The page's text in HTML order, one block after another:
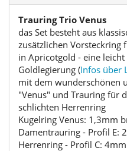
Trauring Trio Venus
das Set besteht aus
zusätzlichen Vorsteckring
in Apricotgold - eine
Goldlegierung (Infos über
mit dem wunderschönen
"Venus" und Trauring für
schlichten Herrenring
Kugelring Venus: 1,3mm
Damentrauring - Profil E:
Herrenring - Profil C: